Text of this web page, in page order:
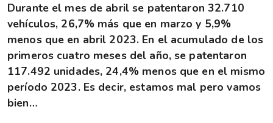
Durante el mes de abril se patentaron 32.710
vehículos, 26,7% más que en marzo y 5,9%
menos que en abril 2023. En el acumulado de los
primeros cuatro meses del año, se patentaron
117.492 unidades, 24,4% menos que en el mismo
período 2023. Es decir, estamos mal pero vamos
bien…